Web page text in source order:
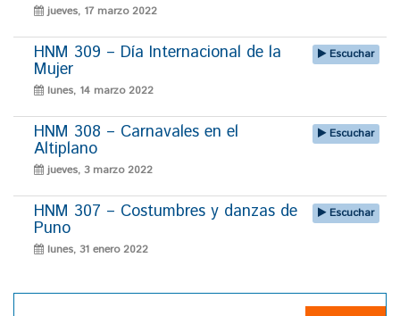
jueves, 17 marzo 2022
HNM 309 – Día Internacional de la
Mujer
lunes, 14 marzo 2022
Escuchar
HNM 308 – Carnavales en el
Altiplano
jueves, 3 marzo 2022
Escuchar
HNM 307 – Costumbres y danzas de
Puno
lunes, 31 enero 2022
Escuchar